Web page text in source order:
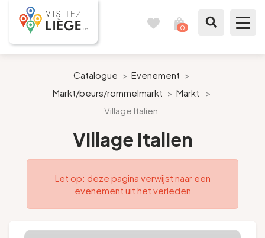
0
Inspiraties
Bereid mijn verblijf voor
Onze suggesties
Catalogue > Evenement >
Markt/beurs/rommelmarkt > Markt
>
Village Italien
Village Italien
Let op: deze pagina verwijst naar een
evenement uit het verleden